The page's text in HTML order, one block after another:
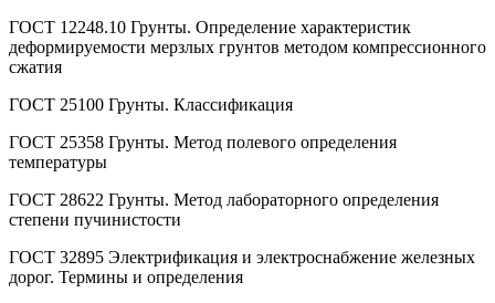
ГОСТ 12248.10 Грунты. Определение характеристик
деформируемости мерзлых грунтов методом компрессионного
сжатия
ГОСТ 25100 Грунты. Классификация
ГОСТ 25358 Грунты. Метод полевого определения
температуры
ГОСТ 28622 Грунты. Метод лабораторного определения
степени пучинистости
ГОСТ 32895 Электрификация и электроснабжение железных
дорог. Термины и определения